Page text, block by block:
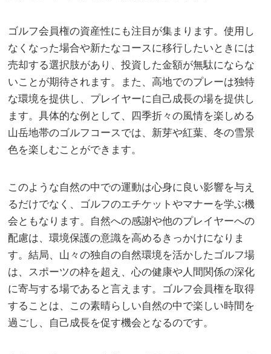
ゴルフ会員権の資産性にも注目が集まります。使用し
なくなった場合や新たなコースに移行したいときには
売却する選択肢があり、投資した金額が無駄にならな
いことが期待されます。また、高地でのプレーは独特
な環境を提供し、プレイヤーに自己成長の場を提供し
ます。具体的な例として、四季折々の風情を楽しめる
山岳地帯のゴルフコースでは、新芽や紅葉、冬の雪景
色を楽しむことができます。
このような自然の中での運動は心身に良い影響を与え
るだけでなく、ゴルフのエチケットやマナーを学ぶ機
会ともなります。自然への感謝や他のプレイヤーへの
配慮は、環境保護の意識を高めるきっかけになりま
す。結局、山々の独自の自然環境を活かしたゴルフ場
は、スポーツの枠を超え、心の健康や人間関係の深化
に寄与する場であると言えます。ゴルフ会員権を取得
することは、この素晴らしい自然の中で楽しい時間を
過ごし、自己成長を促す機会となるのです。